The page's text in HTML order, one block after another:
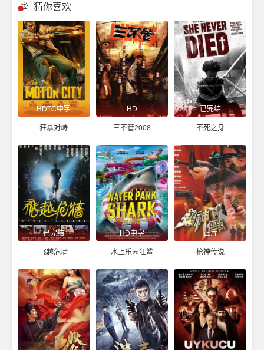
猜你喜欢
HDTC中字
狂暴对峙
HD
三不管2008
已完结
不死之身
已完结
飞越危墙
HD中字
水上乐园狂鲨
正片
枪神传说